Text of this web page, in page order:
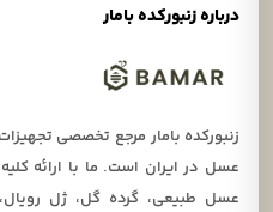
درباره زنبورکده بامار
زنبورکده بامار مرجع تخصصی
عسل در ایران است. ما با ارائه
عسل طبیعی، گرده گل، ژل